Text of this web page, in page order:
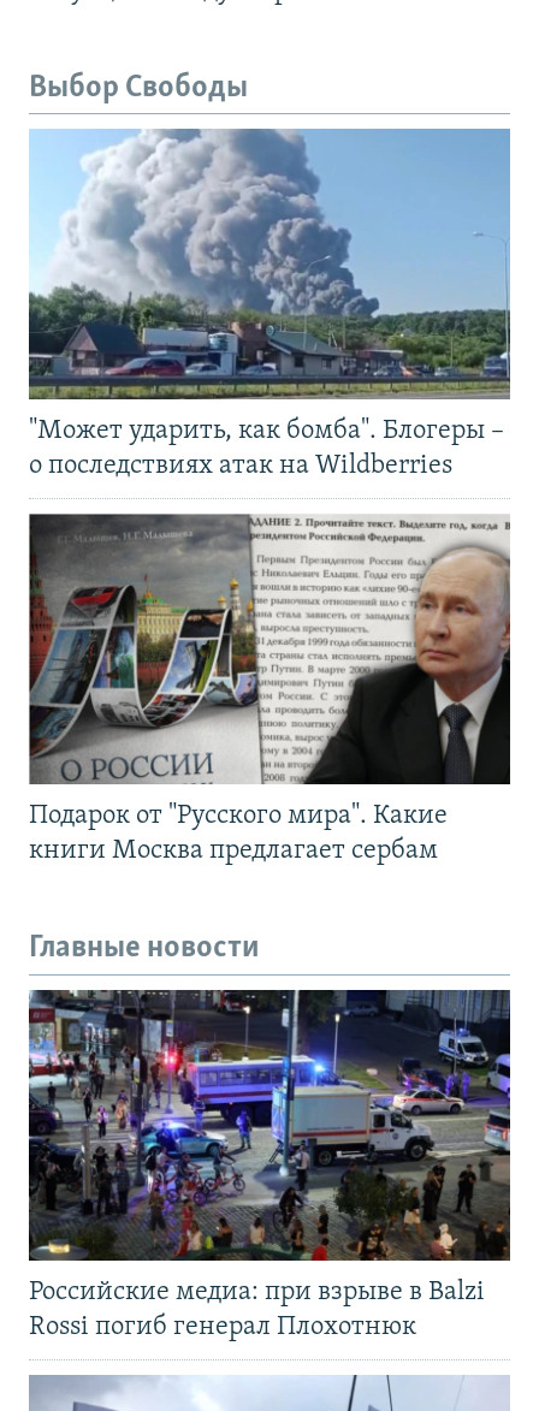
Выбор Свободы
"Может ударить, как бомба". Блогеры –
о последствиях атак на Wildberries
Подарок от "Русского мира". Какие
книги Москва предлагает сербам
Главные новости
Российские медиа: при взрыве в Balzi
Rossi погиб генерал Плохотнюк